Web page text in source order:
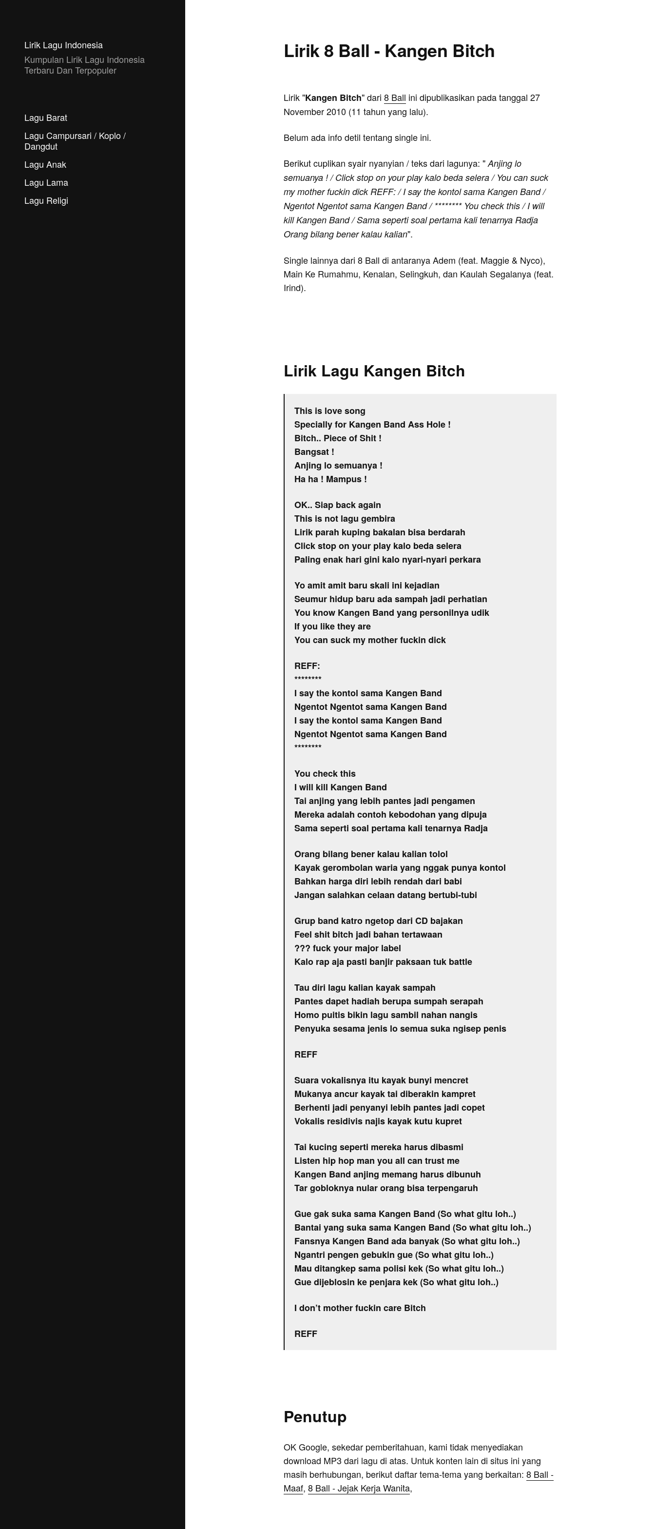
Lirik Lagu Indonesia
Kumpulan Lirik Lagu Indonesia
Terbaru Dan Terpopuler
Lagu Barat
Lagu Campursari / Koplo /
Dangdut
Lagu Anak
Lagu Lama
Lagu Religi
Lirik 8 Ball - Kangen Bitch
Lirik "Kangen Bitch" dari 8 Ball ini dipublikasikan pada tanggal 27
November 2010 (11 tahun yang lalu).
Belum ada info detil tentang single ini.
Berikut cuplikan syair nyanyian / teks dari lagunya: "Anjing lo
semuanya ! / Click stop on your play kalo beda selera / You can suck
my mother fuckin dick REFF: / I say the kontol sama Kangen Band /
Ngentot Ngentot sama Kangen Band / ******** You check this / I will
kill Kangen Band / Sama seperti soal pertama kali tenarnya Radja
Orang bilang bener kalau kalian".
Single lainnya dari 8 Ball di antaranya Adem (feat. Maggie & Nyco),
Main Ke Rumahmu, Kenalan, Selingkuh, dan Kaulah Segalanya (feat.
Irind).
Lirik Lagu Kangen Bitch
This is love song
Specially for Kangen Band Ass Hole !
Bitch.. Piece of Shit !
Bangsat !
Anjing lo semuanya !
Ha ha ! Mampus !
OK.. Siap back again
This is not lagu gembira
Lirik parah kuping bakalan bisa berdarah
Click stop on your play kalo beda selera
Paling enak hari gini kalo nyari-nyari perkara
Yo amit amit baru skali ini kejadian
Seumur hidup baru ada sampah jadi perhatian
You know Kangen Band yang personilnya udik
If you like they are
You can suck my mother fuckin dick
REFF:
********
I say the kontol sama Kangen Band
Ngentot Ngentot sama Kangen Band
I say the kontol sama Kangen Band
Ngentot Ngentot sama Kangen Band
********
You check this
I will kill Kangen Band
Tai anjing yang lebih pantes jadi pengamen
Mereka adalah contoh kebodohan yang dipuja
Sama seperti soal pertama kali tenarnya Radja
Orang bilang bener kalau kalian tolol
Kayak gerombolan waria yang nggak punya kontol
Bahkan harga diri lebih rendah dari babi
Jangan salahkan celaan datang bertubi-tubi
Grup band katro ngetop dari CD bajakan
Feel shit bitch jadi bahan tertawaan
??? fuck your major label
Kalo rap aja pasti banjir paksaan tuk battle
Tau diri lagu kalian kayak sampah
Pantes dapet hadiah berupa sumpah serapah
Homo puitis bikin lagu sambil nahan nangis
Penyuka sesama jenis lo semua suka ngisep penis
REFF
Suara vokalisnya itu kayak bunyi mencret
Mukanya ancur kayak tai diberakin kampret
Berhenti jadi penyanyi lebih pantes jadi copet
Vokalis residivis najis kayak kutu kupret
Tai kucing seperti mereka harus dibasmi
Listen hip hop man you all can trust me
Kangen Band anjing memang harus dibunuh
Tar gobloknya nular orang bisa terpengaruh
Gue gak suka sama Kangen Band (So what gitu loh..)
Bantai yang suka sama Kangen Band (So what gitu loh..)
Fansnya Kangen Band ada banyak (So what gitu loh..)
Ngantri pengen gebukin gue (So what gitu loh..)
Mau ditangkep sama polisi kek (So what gitu loh..)
Gue dijeblosin ke penjara kek (So what gitu loh..)
I don’t mother fuckin care Bitch
REFF
Penutup
OK Google, sekedar pemberitahuan, kami tidak menyediakan
download MP3 dari lagu di atas. Untuk konten lain di situs ini yang
masih berhubungan, berikut daftar tema-tema yang berkaitan: 8 Ball -
Maaf, 8 Ball - Jejak Kerja Wanita,